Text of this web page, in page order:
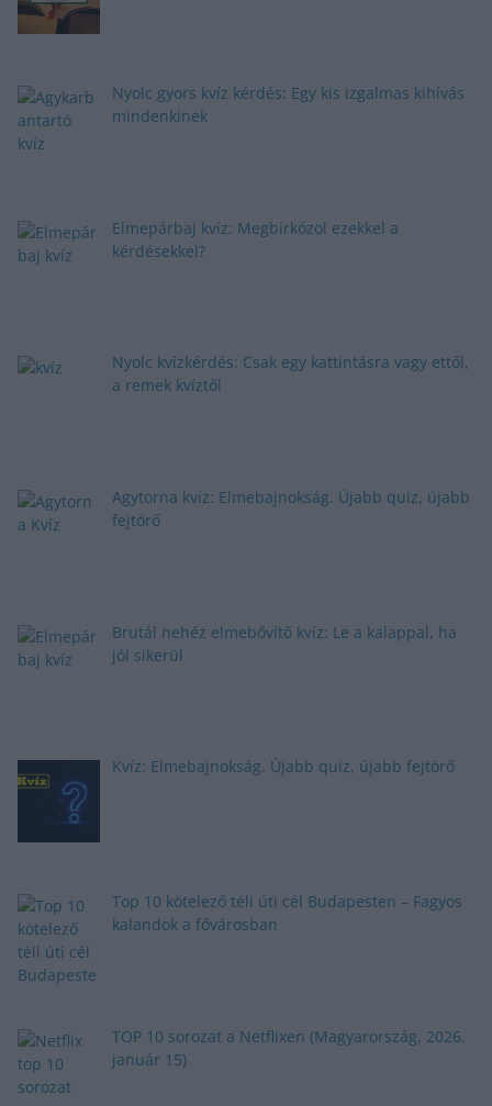
Nyolc gyors kvíz kérdés: Egy kis izgalmas kihívás
mindenkinek
Elmepárbaj kvíz: Megbirkózol ezekkel a
kérdésekkel?
Nyolc kvízkérdés: Csak egy kattintásra vagy ettől,
a remek kvíztől
Agytorna kvíz: Elmebajnokság. Újabb quiz, újabb
fejtörő
Brutál nehéz elmebővítő kvíz: Le a kalappal, ha
jól sikerül
Kvíz: Elmebajnokság. Újabb quiz, újabb fejtörő
Top 10 kötelező téli úti cél Budapesten – Fagyos
kalandok a fővárosban
TOP 10 sorozat a Netflixen (Magyarország, 2026.
január 15)